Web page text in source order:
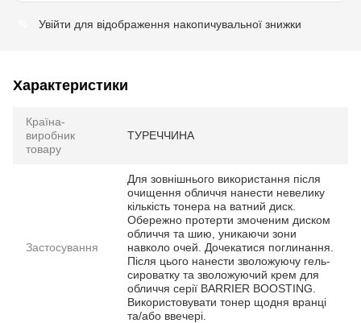
Увійти для відображення накопичувальної знижки
Характеристики
Країна-
виробник
товару
ТУРЕЧЧИНА
Застосування
Для зовнішнього використання після
очищення обличчя нанести невелику
кількість тонера на ватний диск.
Обережно протерти змоченим диском
обличчя та шию, уникаючи зони
навколо очей. Дочекатися поглинання.
Після цього нанести зволожуючу гель-
сироватку та зволожуючий крем для
обличчя серії BARRIER BOOSTING.
Використовувати тонер щодня вранці
та/або ввечері.